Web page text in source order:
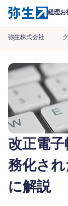
経理お
弥生株式会社
改正電
務化さ
に解説